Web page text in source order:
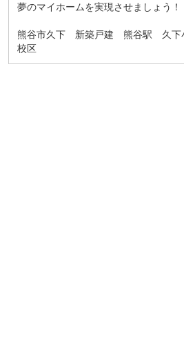
夢のマイホームを実現させましょう！
熊谷市久下 新築戸建 熊谷駅 久下
校区